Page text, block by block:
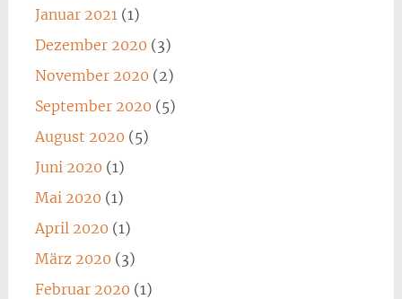
Januar 2021(1)
Dezember 2020 (3)
November 2020 (2)
September 2020 (5)
August 2020 (5)
Juni 2020 (1)
Mai 2020 (1)
April 2020 (1)
März 2020 (3)
Februar 2020 (1)